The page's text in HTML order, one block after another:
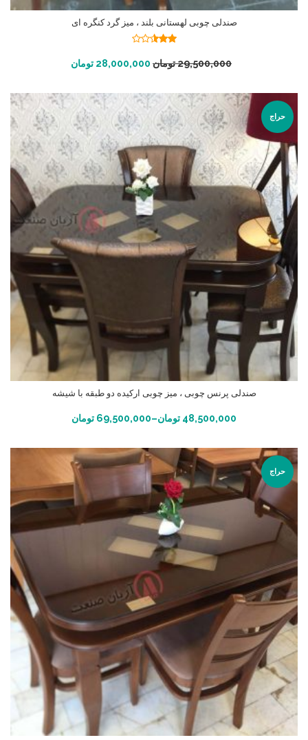
صندلی چوبی لهستانی بلند ، میز گرد کنگره ای
از 5 29,500,000تومان 28,000,000 تومان افزودن به سبد خرید
حراج
صندلی پرنس چوبی ، میز چوبی ارکیده دو طبقه با شیشه
48,500,000 تومان–
69,500,000 تومان انتخاب گزینه ها
حراج